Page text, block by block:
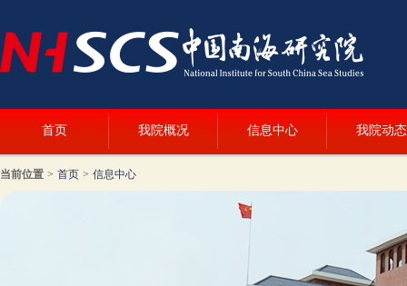
首页 我院概况 信息中心 我院动态
当前位置 > 首页 > 信息中心